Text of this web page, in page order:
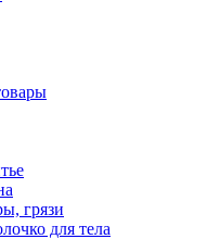
грязи
для тела